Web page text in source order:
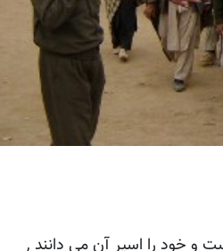
و خود را اسیر آن می دانند ,